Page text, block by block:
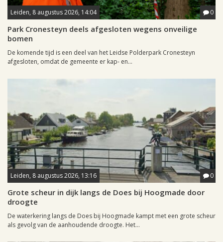
Leiden, 8 augustus 2026, 14:04 0
Park Cronesteyn deels afgesloten wegens onveilige
bomen
De komende tijd is een deel van het Leidse Polderpark Cronesteyn
afgesloten, omdat de gemeente er kap- en...
Leiden, 8 augustus 2026, 13:16 0
Grote scheur in dijk langs de Does bij Hoogmade door
droogte
De waterkering langs de Does bij Hoogmade kampt met een grote scheur
als gevolg van de aanhoudende droogte. Het...